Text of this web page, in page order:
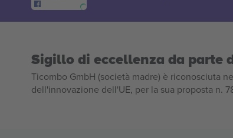
Sigillo di eccellenza da parte
Ticombo GmbH (società madre) è riconosciuta
dell'innovazione dell'UE, per la sua proposta n.